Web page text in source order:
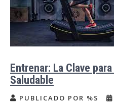
Entrenar: La Clave
Saludable
PUBLICADO POR %S